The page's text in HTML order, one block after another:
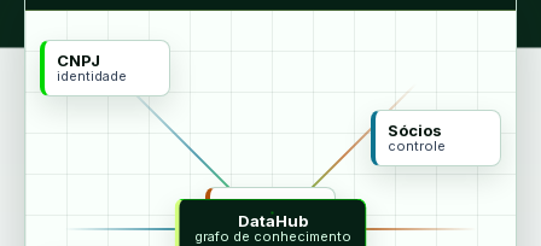
CNPJ
identidade
Sócios
controle
agentes
DataHub
grafo de conhecimento